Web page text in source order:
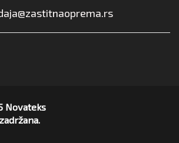
Novateks